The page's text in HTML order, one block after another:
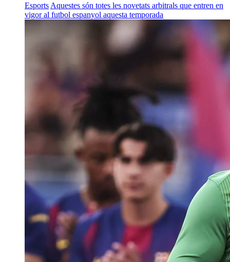
Esports Aquestes són totes les novetats arbitrals que entren en
vigor al futbol espanyol aquesta temporada